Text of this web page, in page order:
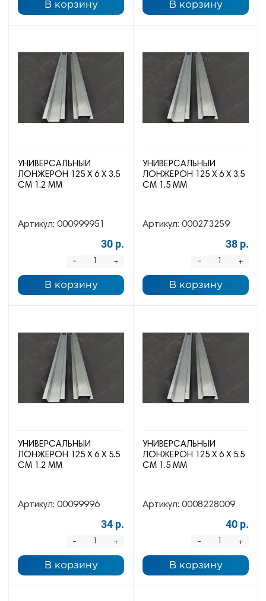
В корзину В корзину
УНИВЕРСАЛЬНЫЙ
ЛОНЖЕРОН 125 Х 6 Х 3.5
СМ 1.2 ММ
Артикул: 000999951
30 р.
+
-
В корзину
УНИВЕРСАЛЬНЫЙ
ЛОНЖЕРОН 125 Х 6 Х 3.5
СМ 1.5 ММ
Артикул: 000273259
38 р.
+
-
В корзину
УНИВЕРСАЛЬНЫЙ
ЛОНЖЕРОН 125 Х 6 Х 5.5
СМ 1.2 ММ
Артикул: 00099996
34 р.
+
-
В корзину
УНИВЕРСАЛЬНЫЙ
ЛОНЖЕРОН 125 Х 6 Х 5.5
СМ 1.5 ММ
Артикул: 0008228009
40 р.
+
-
В корзину